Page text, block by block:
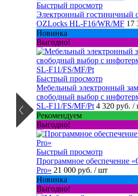
Быстрый просмотр
Электронный гостиничный
OZLocks HL-F16/WR/MF 17
Новинка
Выгодно!
Быстрый просмотр
Мебельный электронный
свободный выбор с
SL-F11/FS/MF/Pt 4 320 руб. /
Рекомендуем
Выгодно!
Быстрый просмотр
Программное обеспечение
Pro» 21 000 руб. / шт
Новинка
Выгодно!